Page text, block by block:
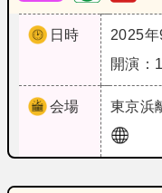
日時
2025年
開演：
会場 東京浜